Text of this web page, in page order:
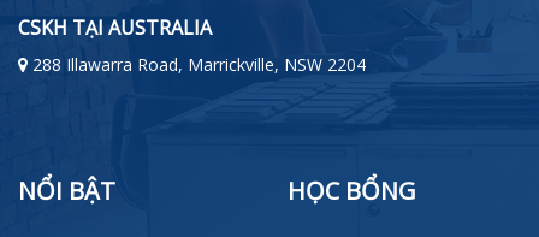
CSKH TẠI AUSTRALIA
288 Illawarra Road, Marrickville, NSW 2204
NỔI BẬT HỌC BỔNG